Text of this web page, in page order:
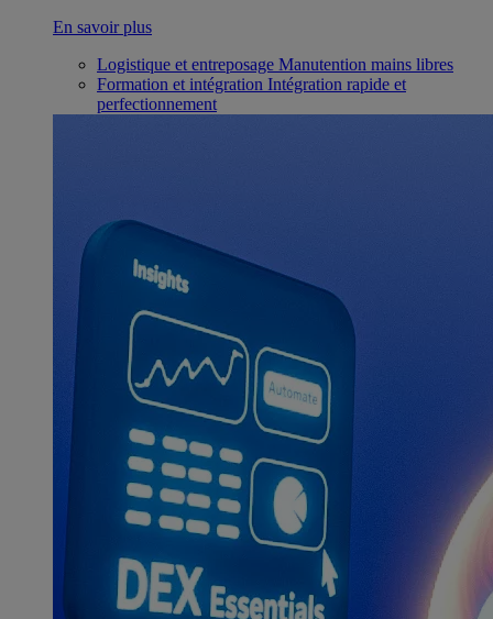
En savoir plus
Logistique et entreposage Manutention mains libres
Formation et intégration Intégration rapide et
perfectionnement